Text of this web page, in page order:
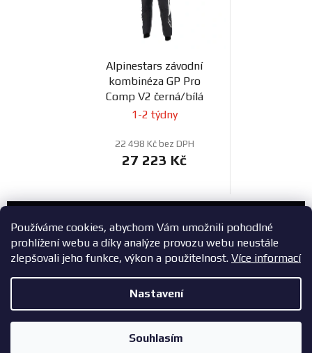
Používáme cookies, abychom Vám umožnili pohodlné
prohlížení webu a díky analýze provozu webu neustále
zlepšovali jeho funkce, výkon a použitelnost. Více informací
Nastavení
Souhlasím
Alpinestars závodní
kombinéza GP Pro
Comp V2 černá/bílá
1-2 týdny
22 498 Kč bez DPH
27 223 Kč
Zákaznický servis
+420 603 785 748
Copyright 2026ZavodniAuta.cz. Všechna práva vyhrazena.|
Zásady ochrany osobních údajů